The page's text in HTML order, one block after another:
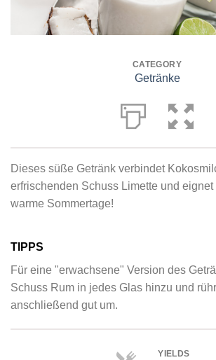
CATEGORY
Getränke
Dieses süße Getränk verbindet
erfrischenden Schuss Limette und eignet
warme Sommertage!
TIPPS
Für eine "erwachsene" Version des
Schuss Rum in jedes Glas hinzu und
anschließend gut um.
YIELDS